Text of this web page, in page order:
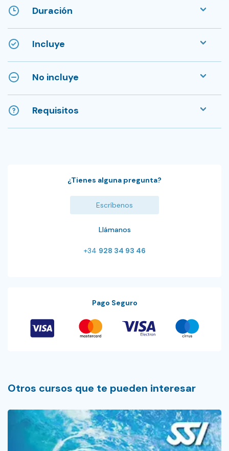
Duración
Incluye
No incluye
Requisitos
¿Tienes alguna pregunta?
Escríbenos
Llámanos
+34 928 34 93 46
Pago Seguro
Otros cursos que te pueden interesar